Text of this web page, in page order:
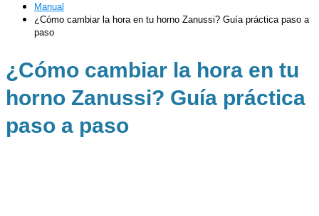
Manual
¿Cómo cambiar la hora en tu horno Zanussi? Guía práctica paso a
paso
¿Cómo cambiar la hora en tu
horno Zanussi? Guía práctica
paso a paso